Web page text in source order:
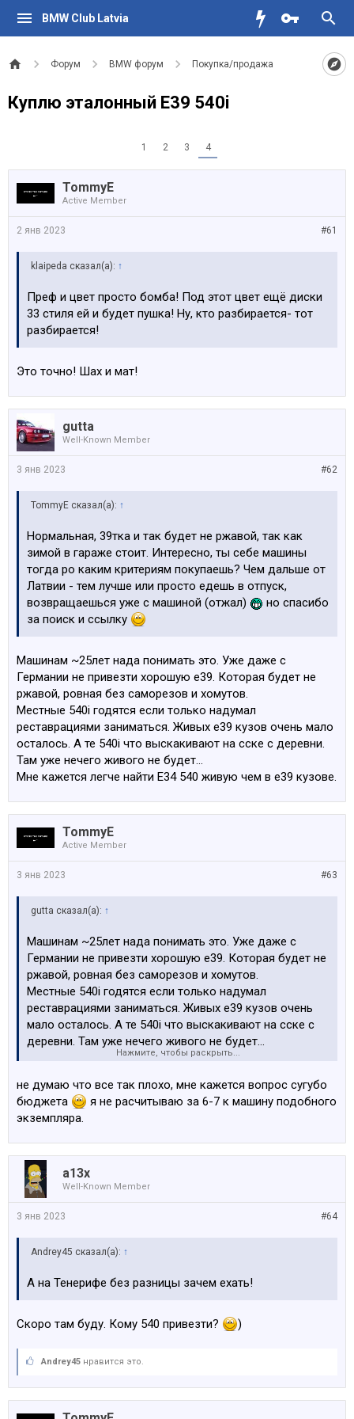
BMW Club Latvia
Форум BMW форум Покупка/продажа
Куплю эталонный Е39 540i
1 2 3 4
TommyE
Active Member
#61
2 янв 2023
klaipeda сказал(а): ↑
Преф и цвет просто бомба! Под этот цвет ещё диски
33 стиля ей и будет пушка! Ну, кто разбирается- тот
разбирается!
Это точно! Шах и мат!
gutta
Well-Known Member
#62
3 янв 2023
TommyE сказал(а): ↑
Нормальная, 39тка и так будет не ржавой, так как
зимой в гараже стоит. Интересно, ты себе машины
тогда ро каким критериям покупаешь? Чем дальше от
Латвии - тем лучше или просто едешь в отпуск,
возвращаешься уже с машиной (отжал)
но спасибо
за поиск и ссылку
Машинам ~25лет нада понимать это. Уже даже с
Германии не привезти хорошую е39. Которая будет не
ржавой, ровная без саморезов и хомутов.
Местные 540i годятся если только надумал
реставрациями заниматься. Живых е39 кузов очень мало
осталось. А те 540i что выскакивают на сске с деревни.
Там уже нечего живого не будет...
Мне кажется легче найти Е34 540 живую чем в е39 кузове.
TommyE
Active Member
#63
3 янв 2023
gutta сказал(а): ↑
Машинам ~25лет нада понимать это. Уже даже с
Германии не привезти хорошую е39. Которая будет не
ржавой, ровная без саморезов и хомутов.
Местные 540i годятся если только надумал
реставрациями заниматься. Живых е39 кузов очень
мало осталось. А те 540i что выскакивают на сске с
деревни. Там уже нечего живого не будет...
Мне кажется легче найти Е34 540 живую чем в е39
Нажмите, чтобы раскрыть...
не думаю что все так плохо, мне кажется вопрос сугубо
бюджета
я не расчитываю за 6-7 к машину подобного
экземпляра.
a13x
Well-Known Member
#64
3 янв 2023
Andrey45 сказал(а): ↑
А на Тенерифе без разницы зачем ехать!
Скоро там буду. Кому 540 привезти? )
Andrey45 нравится это.